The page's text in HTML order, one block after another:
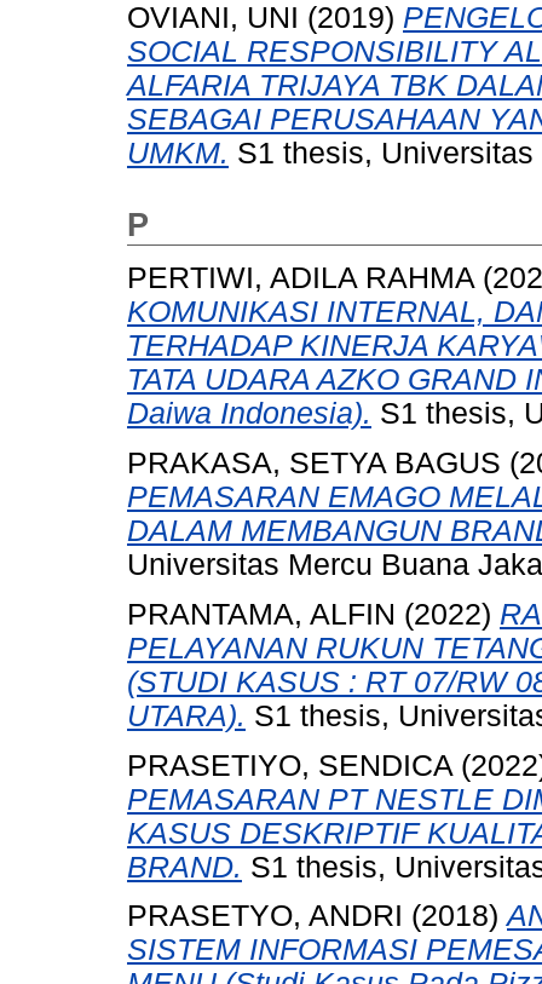
OVIANI, UNI (2019)
SOCIAL RESPONSIBILITY
ALFARIA TRIJAYA TBK
SEBAGAI PERUSAHAAN
UMKM. S1 thesis,
P
PERTIWI, ADILA RAHMA
KOMUNIKASI INTERNAL,
TERHADAP KINERJA
TATA UDARA AZKO GRAND
Daiwa Indonesia). S1 thesis,
PRAKASA, SETYA BAGUS
PEMASARAN EMAGO
DALAM MEMBANGUN
Universitas Mercu Buana
PRANTAMA, ALFIN (2022)
PELAYANAN RUKUN
(STUDI KASUS : RT 07/RW
UTARA). S1 thesis,
PRASETIYO, SENDICA
PEMASARAN PT NESTLE
KASUS DESKRIPTIF
BRAND. S1 thesis,
PRASETYO, ANDRI (2018)
SISTEM INFORMASI